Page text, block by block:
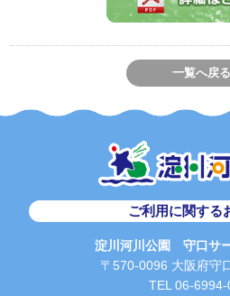
一覧へ戻る
ご利用に関する
淀川河川公園 守口サ
〒570-0096 大阪府守
TEL 06-6994-